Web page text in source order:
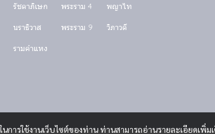
ารใช้งานเว็บไซต์ของท่าน ท่านสามารถอ่านรายละเอียดเพิ่ม
รัชดาภิเษก
นราธิวาส
รามคำแหง
พระราม 4
พระราม 9
พญาไท
วิภาวดี